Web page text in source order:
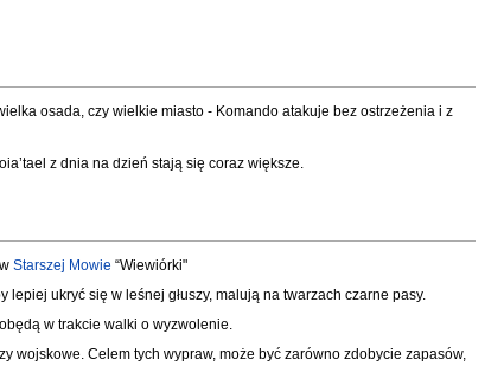
osada, czy wielkie miasto - Komando atakuje bez ostrzeżenia i z
z dnia na dzień stają się coraz większe.
Starszej Mowie “Wiewiórki"
ukryć się w leśnej głuszy, malują na twarzach czarne pasy.
w trakcie walki o wyzwolenie.
wojskowe. Celem tych wypraw, może być zarówno zdobycie zapasów,